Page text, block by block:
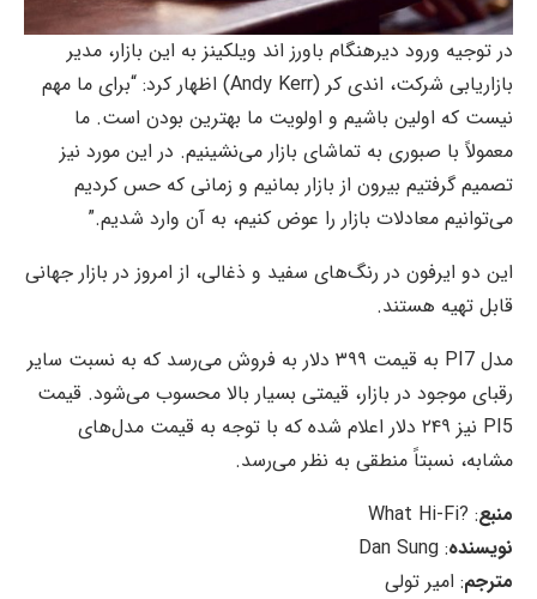
در توجیه ورود دیرهنگام باورز اند ویلکینز به این بازار، مدیر
بازاریابی شرکت، اندی کر (Andy Kerr) اظهار کرد: “برای ما مهم
نیست که اولین باشیم و اولویت ما بهترین بودن است. ما
معمولاً با صبوری به تماشای بازار می‌نشینیم. در این مورد نیز
تصمیم گرفتیم بیرون از بازار بمانیم و زمانی که حس کردیم
می‌توانیم معادلات بازار را عوض کنیم، به آن وارد شدیم.”
این دو ایرفون در رنگ‌های سفید و ذغالی، از امروز در بازار جهانی
قابل تهیه هستند.
مدل PI7 به قیمت ۳۹۹ دلار به فروش می‌رسد که به نسبت سایر
رقبای موجود در بازار، قیمتی بسیار بالا محسوب می‌شود. قیمت
PI5 نیز ۲۴۹ دلار اعلام شده که با توجه به قیمت مدل‌های
مشابه، نسبتاً منطقی به نظر می‌رسد.
منبع: ?What Hi-Fi
نویسنده: Dan Sung
مترجم: امیر تولی